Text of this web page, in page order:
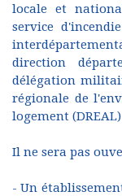
locale et
service
direction
délégation
régionale de
logement
Il ne sera pas
- Un